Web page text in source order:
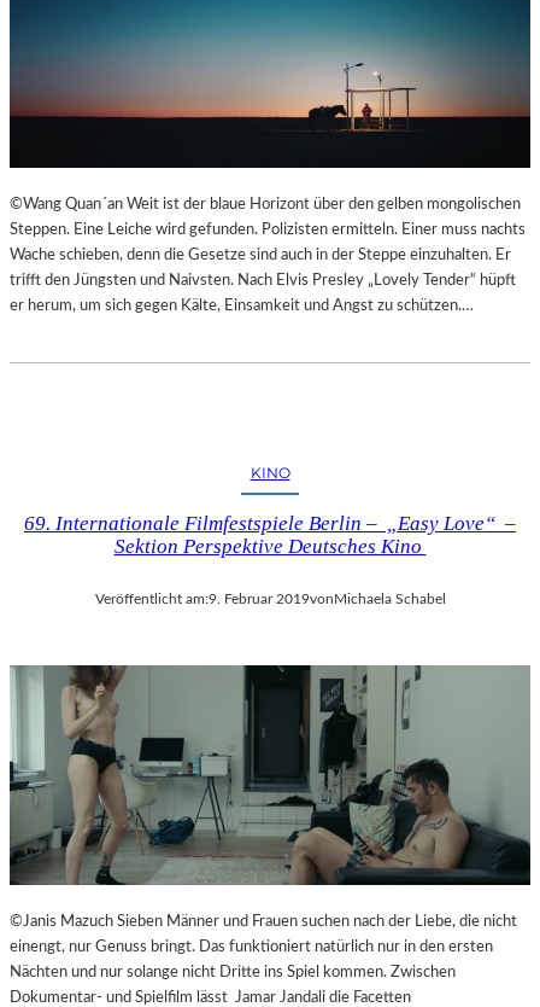
©Wang Quan´an Weit ist der blaue Horizont über den gelben mongolischen
Steppen. Eine Leiche wird gefunden. Polizisten ermitteln. Einer muss nachts
Wache schieben, denn die Gesetze sind auch in der Steppe einzuhalten. Er
trifft den Jüngsten und Naivsten. Nach Elvis Presley „Lovely Tender“ hüpft
er herum, um sich gegen Kälte, Einsamkeit und Angst zu schützen.…
KINO
69. Internationale Filmfestspiele Berlin – „Easy Love“ –
Sektion Perspektive Deutsches Kino
Veröffentlicht am:9. Februar 2019von Michaela Schabel
©Janis Mazuch Sieben Männer und Frauen suchen nach der Liebe, die nicht
einengt, nur Genuss bringt. Das funktioniert natürlich nur in den ersten
Nächten und nur solange nicht Dritte ins Spiel kommen. Zwischen
Dokumentar- und Spielfilm lässt Jamar Jandali die Facetten